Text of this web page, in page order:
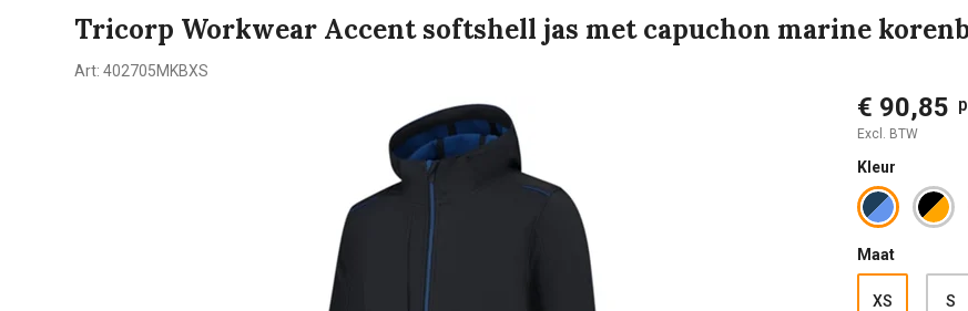
Tricorp Workwear Accent softshell jas met capuchon marine
Art: 402705MKBXS
€ 90,85
Excl. BTW
Kleur
Maat
XS S